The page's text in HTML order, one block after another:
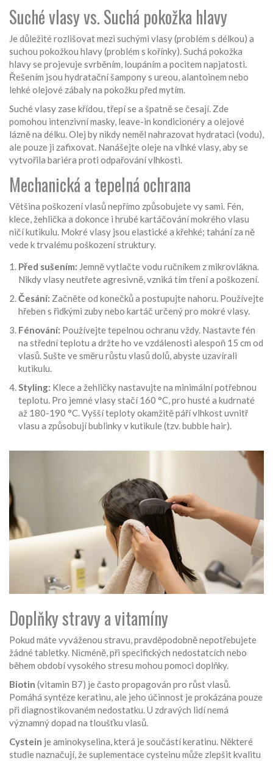
Suché vlasy vs. Suchá pokožka hlavy
Je důležité rozlišovat mezi suchými vlasy (problém s délkou) a
suchou pokožkou hlavy (problém s kořínky). Suchá pokožka
hlavy se projevuje svrběním, loupáním a pocitem napjatosti.
Řešením jsou hydratační šampony s ureou, alantoinem nebo
lehké olejové zábaly na pokožku před mytím.
Suché vlasy zase křídou, třepí se a špatně se česají. Zde
pomohou intenzivní masky, leave-in kondicionéry a olejové
lázně na délku. Olej by nikdy neměl nahrazovat hydrataci (vodu),
ale pouze ji zafixovat. Nanášejte oleje na vlhké vlasy, aby se
vytvořila bariéra proti odpařování vlhkosti.
Mechanická a tepelná ochrana
Většina poškození vlasů nepřímo způsobujete vy sami. Fén,
klece, žehlička a dokonce i hrubé kartáčování mokrého vlasu
ničí kutikulu. Mokré vlasy jsou elastické a křehké; tahání za ně
vede k trvalému poškození struktury.
Před sušením: Jemně vytlačte vodu ručníkem z mikrovlákna.
Nikdy vlasy neutřete agresivně, vzniká tím tření a poškození.
Česání: Začněte od konečků a postupujte nahoru. Používejte
hřeben s řidkými zuby nebo kartáč určený pro mokré vlasy.
Fénování: Používejte tepelnou ochranu vždy. Nastavte fén
na střední teplotu a držte ho ve vzdálenosti alespoň 15 cm od
vlasů. Sušte ve směru růstu vlasů dolů, abyste uzavírali
kutikulu.
Styling: Klece a žehličky nastavujte na minimální potřebnou
teplotu. Pro jemné vlasy stačí 160 °C, pro husté a kudrnaté
až 180-190 °C. Vyšší teploty okamžitě páří vlhkost uvnitř
vlasu a způsobují bublinky v kutikule (tzv. bubble hair).
Doplňky stravy a vitamíny
Pokud máte vyváženou stravu, pravděpodobně nepotřebujete
žádné tabletky. Nicméně, při specifických nedostatcích nebo
během období vysokého stresu mohou pomoci doplňky.
Biotin (vitamin B7) je často propagován pro růst vlasů.
Pomáhá syntéze keratinu, ale jeho účinnost je prokázána pouze
při diagnostikovaném nedostatku. U zdravých lidí nemá
významný dopad na tloušťku vlasů.
Cystein je aminokyselina, která je součástí keratinu. Některé
studie naznačují, že suplementace cysteinu může zlepšit kvalitu